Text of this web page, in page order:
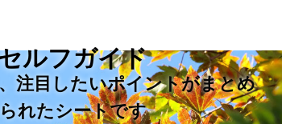
ルフガイド
注目したいポイントがまとめ
られたシートです